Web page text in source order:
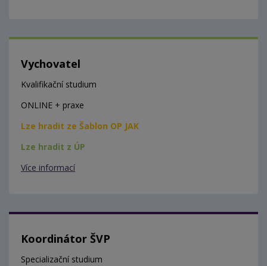
Vychovatel
Kvalifikační studium
ONLINE + praxe
Lze hradit ze Šablon OP JAK
Lze hradit z ÚP
Více informací
Koordinátor ŠVP
Specializační studium